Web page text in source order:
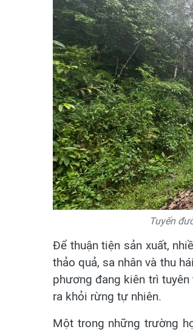
Tuyến
Để thuận tiện sản xuất,
thảo quả, sa nhân và thu
phương đang kiên trì
ra khỏi rừng tự nhiên.
Một trong những trường